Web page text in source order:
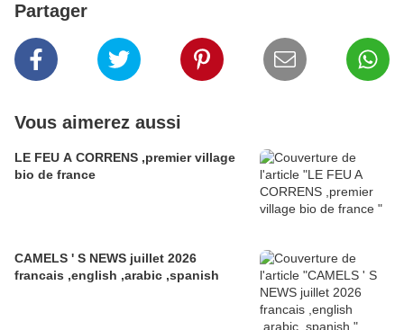
Partager
Vous aimerez aussi
LE FEU A CORRENS ,premier village
bio de france
CAMELS ' S NEWS juillet 2026
francais ,english ,arabic ,spanish